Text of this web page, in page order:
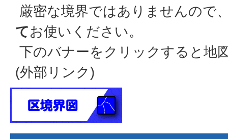
厳密な境界ではありませんので
てお使いください。
下のバナーをクリックすると地
(外部リンク)